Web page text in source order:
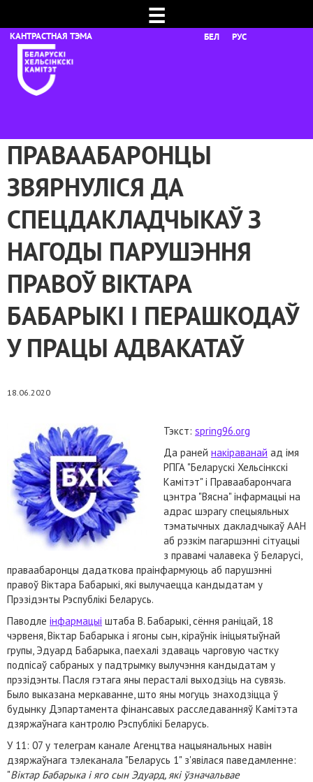
☰
БЕЛ РУС
ПРАВААБАРОНЦЫ
ЗВЯРНУЛІСЯ ДА
СПЕЦДАКЛАДЧЫКАЎ З
НАГОДЫ ПАРУШЭННЯ
ПРАВОЎ ВІКТАРА
БАБАРЫКІ І ПЕРАШКОДАЎ
У ПРАЦЫ АДВАКАТАЎ
18.06.2020
Тэкст: spring96.org
Да раней накіраванай ад імя
РПГА "Беларускі Хельсінкскі
Камітэт" і Праваабарончага
цэнтра "Вясна" інфармацыі на
адрас шэрагу спецыяльных
тэматычных дакладчыкаў ААН
аб рэзкім пагаршэнні сітуацыі
з правамі чалавека ў Беларусі,
праваабаронцы дадаткова праінфармуюць аб парушэнні
правоў Віктара Бабарыкі, які вылучаецца кандыдатам у
Прэзідэнты Рэспублікі Беларусь.
Паводле інфармацыі штаба В. Бабарыкі, сёння раніцай, 18
чэрвеня, Віктар Бабарыка і ягоны сын, кіраўнік ініцыятыўнай
групы, Эдуард Бабарыка, паехалі здаваць чарговую частку
подпісаў сабраных у падтрымку вылучэння кандыдатам у
прэзідэнты. Пасля гэтага яны перасталі выходзіць на сувязь.
Было выказана меркаванне, што яны могуць знаходзіцца ў
будынку Дэпартамента фінансавых расследаванняў Камітэта
дзяржаўнага кантролю Рэспублікі Беларусь.
У 11: 07 у телеграм канале Агенцтва нацыянальных навін
дзяржаўнага тэлеканала "Беларусь 1" з'явілася паведамленне:
"Віктар Бабарыка і яго сын Эдуард, які ўзначальвае